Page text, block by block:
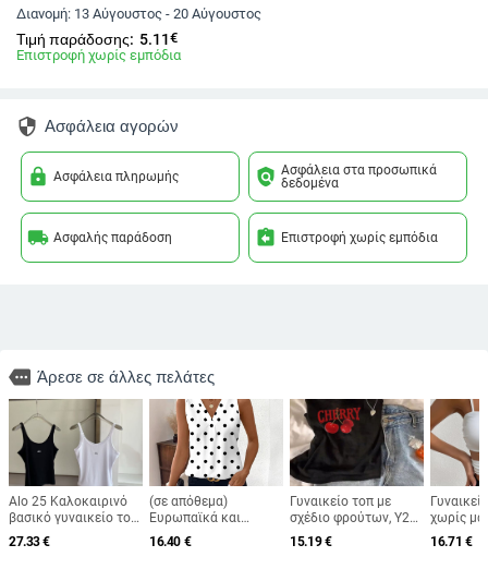
Διανομή: 13 Αύγουστος - 20 Αύγουστος
Τιμή παράδοσης: 5.11€
Επιστροφή χωρίς εμπόδια
security Ασφάλεια αγορών
lock Ασφάλεια πληρωμής policy Ασφάλεια στα προσωπικά
δεδομένα
local_shipping Ασφαλής παράδοση assignment_return Επιστροφή χωρίς εμπόδια
more Άρεσε σε άλλες πελάτες
Alo 25 Καλοκαιρινό
βασικό γυναικείο τοπ
με καθημερινό
αθλητικό στυλ —
27.33€
(σε απόθεμα)
Ευρωπαϊκά και
Αμερικανικά
Διασυνοριακά
16.40 €
Γυναικείο τοπ με
σχέδιο φρούτων, Y2K
στιλ, στενή γραμμή,
κοντό μήκος,
15.19€
χωρίς
ανοιχτό
16.71 €